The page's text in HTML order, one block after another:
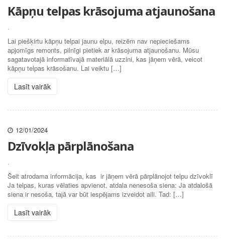
Kāpņu telpas krāsojuma atjaunošana
.
Lai piešķirtu kāpņu telpai jaunu elpu, reizēm nav nepieciešams
apjomīgs remonts, pilnīgi pietiek ar krāsojuma atjaunošanu. Mūsu
sagatavotajā informatīvajā materiālā uzzini, kas jāņem vērā, veicot
kāpņu telpas krāsošanu. Lai veiktu […]
Lasīt vairāk
12/01/2024
Dzīvokļa pārplānošana
.
Šeit atrodama informācija, kas ir jāņem vērā pārplānojot telpu dzīvoklī
Ja telpas, kuras vēlaties apvienot, atdala nenesoša siena: Ja atdalošā
siena ir nesoša, tajā var būt iespējams izveidot aili. Tad: […]
Lasīt vairāk